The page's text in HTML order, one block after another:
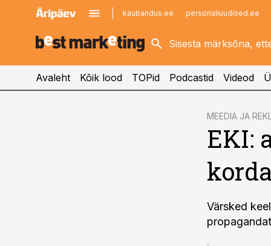
kaubandus.ee personaliuudised.ee
kinnisvarauudised.ee
logistikauudised.ee
imelineajalugu.ee
Avaleht Kõik lood TOPid Podcastid Videod
MEEDIA JA
EKI:
Värsked